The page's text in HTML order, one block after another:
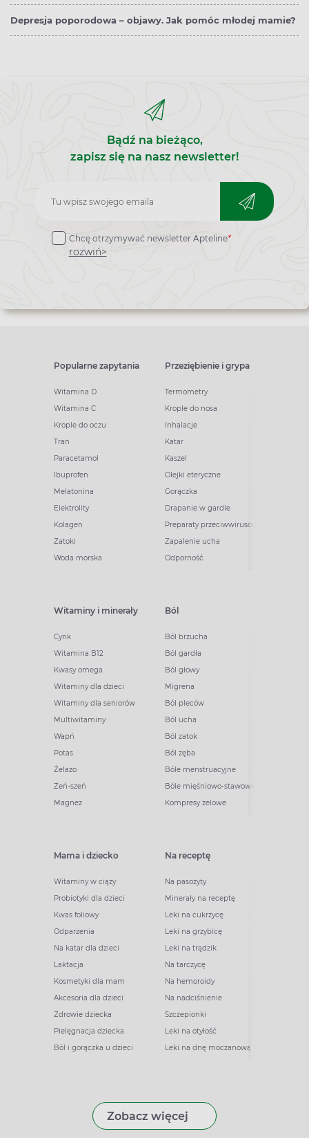
Depresja poporodowa – objawy. Jak pomóc młodej mamie?
Bądź na bieżąco,
zapisz się na nasz newsletter!
Zapisz
do
newslettera
Chcę otrzymywać newsletter Apteline*
rozwiń>
Popularne zapytania
Witamina D
Witamina C
Krople do oczu
Tran
Paracetamol
Ibuprofen
Melatonina
Elektrolity
Kolagen
Zatoki
Woda morska
Przeziębienie i grypa
Termometry
Krople do nosa
Inhalacje
Katar
Kaszel
Olejki eteryczne
Gorączka
Drapanie w gardle
Preparaty przeciwwirusowe
Zapalenie ucha
Odporność
Witaminy i minerały
Cynk
Witamina B12
Kwasy omega
Witaminy dla dzieci
Witaminy dla seniorów
Multiwitaminy
Wapń
Potas
Żelazo
Żeń-szeń
Magnez
Ból
Ból brzucha
Ból gardła
Ból głowy
Migrena
Ból pleców
Ból ucha
Ból zatok
Ból zęba
Bóle menstruacyjne
Bóle mięśniowo-stawowe
Kompresy żelowe
Mama i dziecko
Witaminy w ciąży
Probiotyki dla dzieci
Kwas foliowy
Odparzenia
Na katar dla dzieci
Laktacja
Kosmetyki dla mam
Akcesoria dla dzieci
Zdrowie dziecka
Pielęgnacja dziecka
Ból i gorączka u dzieci
Na receptę
Na pasożyty
Minerały na receptę
Leki na cukrzycę
Leki na grzybicę
Leki na trądzik
Na tarczycę
Na hemoroidy
Na nadciśnienie
Szczepionki
Leki na otyłość
Leki na dnę moczanową
Zobacz więcej